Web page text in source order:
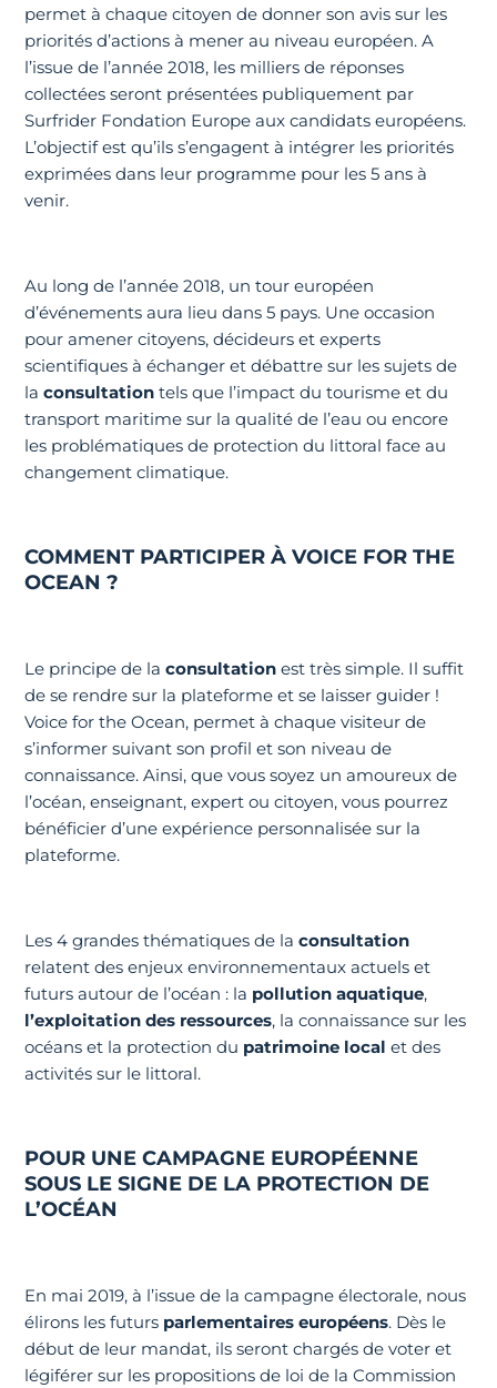
permet à chaque citoyen de donner son avis sur les
priorités d’actions à mener au niveau européen. A
l’issue de l’année 2018, les milliers de réponses
collectées seront présentées publiquement par
Surfrider Fondation Europe aux candidats européens.
L’objectif est qu’ils s’engagent à intégrer les priorités
exprimées dans leur programme pour les 5 ans à
venir.
Au long de l’année 2018, un tour européen
d’événements aura lieu dans 5 pays. Une occasion
pour amener citoyens, décideurs et experts
scientifiques à échanger et débattre sur les sujets de
laconsultation tels que l’impact du tourisme et du
transport maritime sur la qualité de l’eau ou encore
les problématiques de protection du littoral face au
changement climatique.
COMMENT PARTICIPER À VOICE FOR THE
OCEAN ?
Le principe de laconsultation est très simple. Il suffit
de se rendre sur la plateforme et se laisser guider !
Voice for the Ocean, permet à chaque visiteur de
s’informer suivant son profil et son niveau de
connaissance. Ainsi, que vous soyez un amoureux de
l’océan, enseignant, expert ou citoyen, vous pourrez
bénéficier d’une expérience personnalisée sur la
plateforme.
Les 4 grandes thématiques de laconsultation
relatent des enjeux environnementaux actuels et
futurs autour de l’océan : la pollution aquatique,
l’exploitation des ressources, la connaissance sur les
océans et la protection du patrimoine local et des
activités sur le littoral.
POUR UNE CAMPAGNE EUROPÉENNE
SOUS LE SIGNE DE LA PROTECTION DE
L’OCÉAN
En mai 2019, à l’issue de la campagne électorale, nous
élirons les futurs parlementaires européens. Dès le
début de leur mandat, ils seront chargés de voter et
légiférer sur les propositions de loi de la Commission